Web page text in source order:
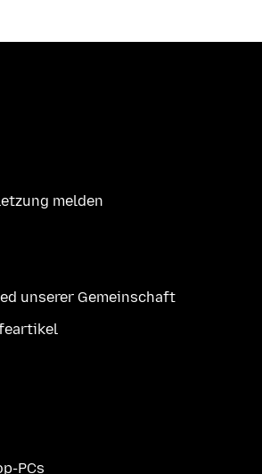
melden
unserer Gemeinschaft
PCs